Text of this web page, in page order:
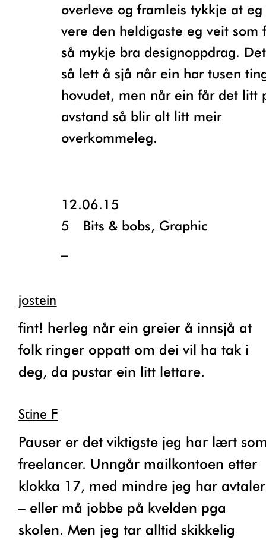
overleve og framleis tykkje at
vere den heldigaste eg veit som
så mykje bra designoppdrag.
så lett å sjå når ein har tusen
hovudet, men når ein får det litt
avstand så blir alt litt meir
overkommeleg.
12.06.15
5
Bits & bobs, Graphic
jostein
fint! herleg når ein greier å innsjå at
folk ringer oppatt om dei vil ha tak i
deg, da pustar ein litt lettare.
Stine F
Pauser er det viktigste jeg har lært som
freelancer. Unngår mailkontoen etter
klokka 17, med mindre jeg har avtaler
– eller må jobbe på kvelden pga
skolen. Men jeg tar alltid skikkelig